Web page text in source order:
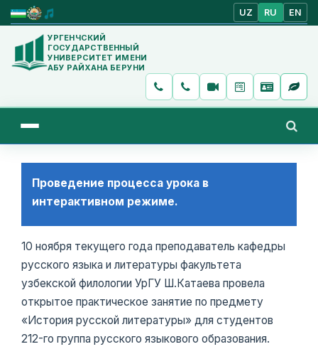
UZ RU EN
УРГЕНЧСКИЙ
ГОСУДАРСТВЕННЫЙ
УНИВЕРСИТЕТ ИМЕНИ
АБУ РАЙХАНА БЕРУНИ
Проведение процесса урока в
интерактивном режиме.
10 ноября текущего года преподаватель кафедры
русского языка и литературы факультета
узбекской филологии УрГУ Ш.Катаева провела
открытое практическое занятие по предмету
«История русской литературы» для студентов
212-го группа русского языкового образования.